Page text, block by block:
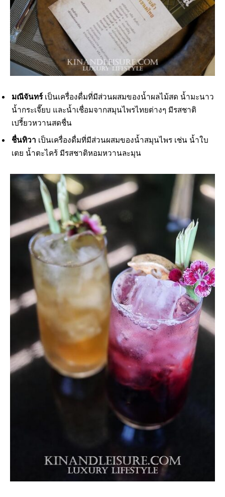
มณีจันทร์เป็นเครื่องดื่มที่มีส่วนผสมของน้ำผลไม้สด น้ำมะนาว
น้ำกระเจี๊ยบ และน้ำเชื่อมจากสมุนไพรไทยต่างๆ มีรสชาติ
เปรี้ยวหวานสดชื่น
ชื่นทิวา เป็นเครื่องดื่มที่มีส่วนผสมของน้ำสมุนไพร เช่น น้ำใบ
เตย น้ำตะไคร้ มีรสชาติหอมหวานละมุน